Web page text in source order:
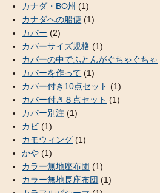
カナダ・BC州 (1)
カナダへの船便 (1)
カバー (2)
カバーサイズ規格 (1)
カバーの中でふとんがぐちゃぐちゃ
カバーを作って (1)
カバー付き10点セット (1)
カバー付き８点セット (1)
カバー別注 (1)
カビ (1)
カモウィング (1)
かや (1)
カラー無地座布団 (1)
カラー無地長座布団 (1)